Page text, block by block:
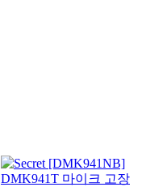
[DMK941NB]
DMK941T 마이크 고장